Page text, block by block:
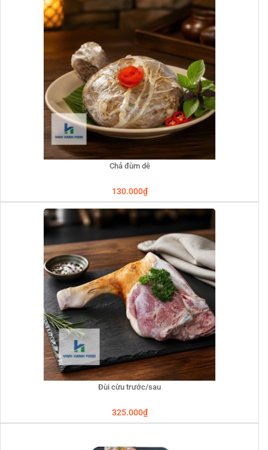
Chả đùm dê
130.000₫
Đùi cừu trước/sau
325.000₫